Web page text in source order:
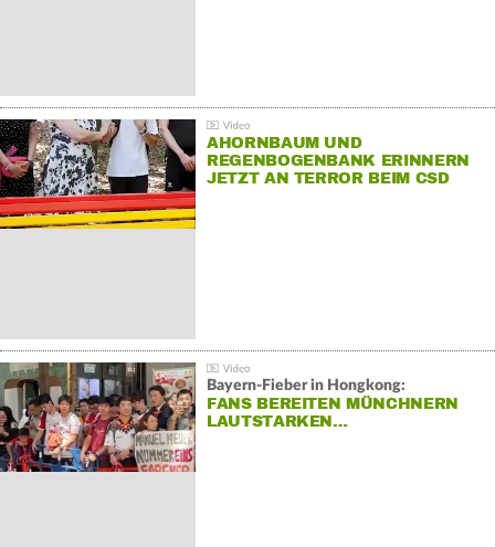
AHORNBAUM UND
REGENBOGENBANK ERINNERN
JETZT AN TERROR BEIM CSD
Bayern-Fieber in Hongkong:
FANS BEREITEN MÜNCHNERN
LAUTSTARKEN…